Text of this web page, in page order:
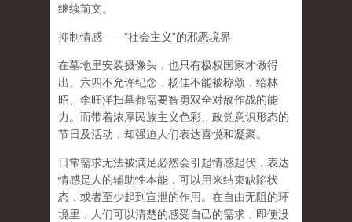
继续前文。
抑制情感——“社会主义”的邪恶境界
在墓地里安装摄像头，也只有极权国家才做得
出。六四不允许纪念，杨佳不能被称颂，给林
昭、李旺洋扫墓都需要智勇双全对敌作战的能
力。而带着浓厚民族主义色彩、政党意识形态的
节日及活动，却强迫人们表达喜悦和凝聚。
日常需求无法被满足必然会引起情感起伏， 表达
情感是人的辅助性本能，可以用来结束缺陷状
态，或者至少起到宣泄的作用 。在自由无阻的环
境里，人们可以清楚的感受自己的需求，即便没